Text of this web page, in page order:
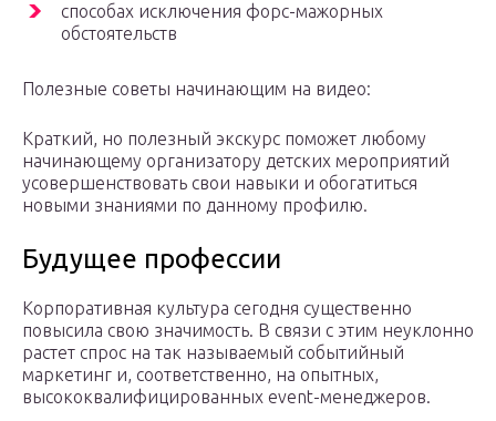
способах исключения форс-мажорных
обстоятельств
Полезные советы начинающим на видео:
Краткий, но полезный экскурс поможет любому
начинающему организатору детских мероприятий
усовершенствовать свои навыки и обогатиться
новыми знаниями по данному профилю.
Будущее профессии
Корпоративная культура сегодня существенно
повысила свою значимость. В связи с этим неуклонно
растет спрос на так называемый событийный
маркетинг и, соответственно, на опытных,
высококвалифицированных event-менеджеров.